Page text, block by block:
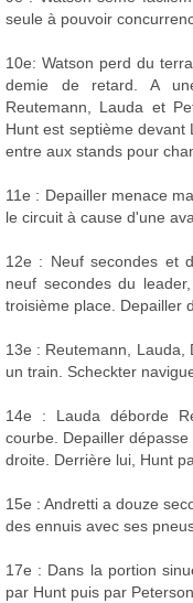
seule à pouvoir
10e: Watson perd du
demie de retard. A
Reutemann, Lauda et
Hunt est septième devant
entre aux stands pour
11e : Depailler menace
le circuit à cause d'une
12e : Neuf secondes et
neuf secondes du
troisième place. Depailler
13e : Reutemann, Lauda,
un train. Scheckter
14e : Lauda déborde
courbe. Depailler
droite. Derrière lui, Hunt
15e : Andretti a douze
des ennuis avec ses
17e : Dans la portion
par Hunt puis par